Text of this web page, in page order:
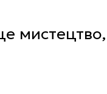
мистецтво,